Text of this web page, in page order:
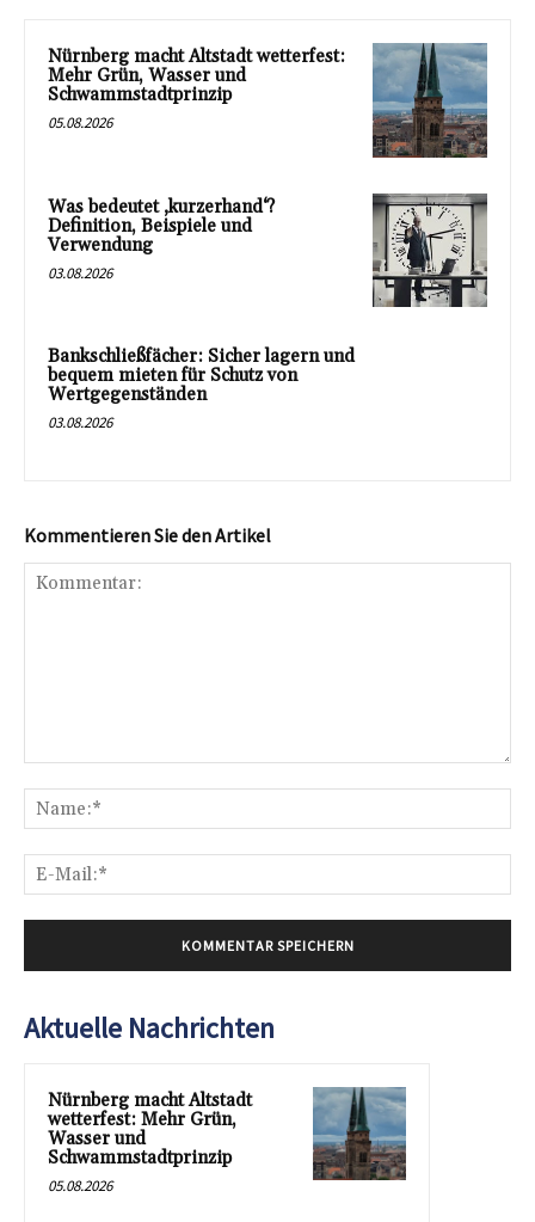
Nürnberg macht Altstadt wetterfest:
Mehr Grün, Wasser und
Schwammstadtprinzip
05.08.2026
Was bedeutet ‚kurzerhand‘?
Definition, Beispiele und
Verwendung
03.08.2026
Bankschließfächer: Sicher lagern und
bequem mieten für Schutz von
Wertgegenständen
03.08.2026
Kommentieren Sie den Artikel
Aktuelle Nachrichten
Nürnberg macht Altstadt
wetterfest: Mehr Grün,
Wasser und
Schwammstadtprinzip
05.08.2026